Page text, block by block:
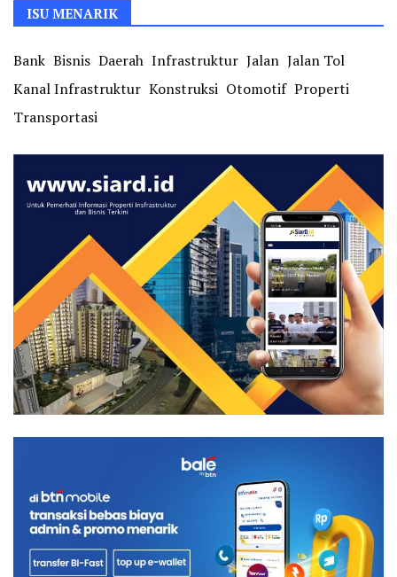
ISU MENARIK
Bank Bisnis Daerah Infrastruktur Jalan Jalan Tol
Kanal Infrastruktur Konstruksi Otomotif Properti
Transportasi